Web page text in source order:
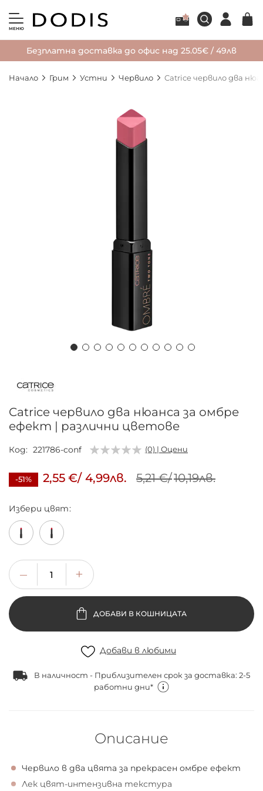
МЕНЮ
Безплатна доставка до офис над 25.05€ / 49лв
Начало Грим Устни Червило Catrice червило два
началото
галерия
със
снимки
Catrice червило два нюанса за омбре
ефект | различни цветове
Код 221786-conf (0) | Оцени
-51% 2,55 €/ 4,99лв. 5,21 €/10,19лв.
Избери цвят
ДОБАВИ В КОШНИЦАТА
Добави в любими
В наличност - Приблизителен срок за доставка: 2-5
работни дни*
Описание
Червило в два цвята за прекрасен омбре ефект
Лек цвят-интензивна текстура